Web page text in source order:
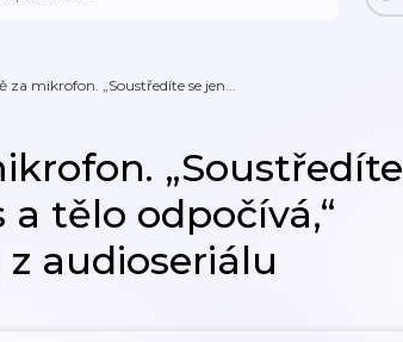
za mikrofon. „Soustředíte se jen...
„Soustředíte
tělo odpočívá,“
audioseriálu